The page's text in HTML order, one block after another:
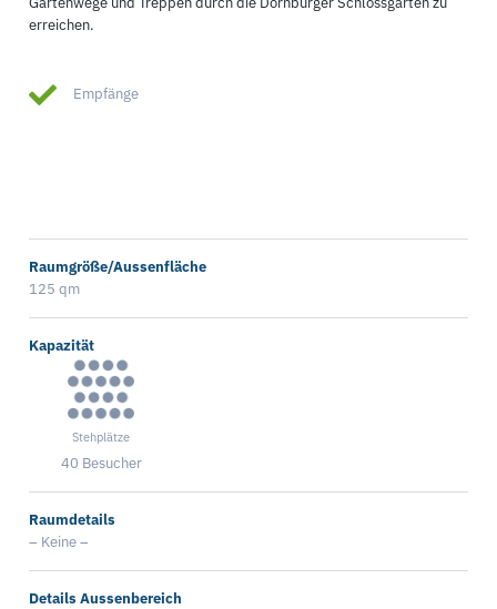
erreichen.
Empfänge
Raumgröße/Aussenfläche
125 qm
Kapazität
Stehplätze
40 Besucher
Raumdetails
– Keine –
Details Aussenbereich